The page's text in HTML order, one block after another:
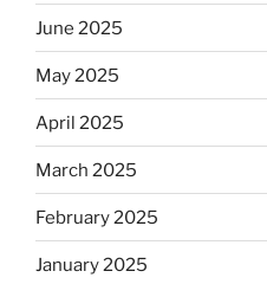
June 2025
May 2025
April 2025
March 2025
February 2025
January 2025